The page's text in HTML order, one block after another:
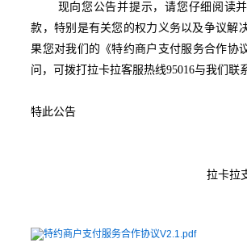
现向您公告并提示，请您仔细阅读
款，特别是有关您的权力义务以及争议解
果您对我们的《特约商户支付服务合作协
问，可拨打拉卡拉客服热线95016与我们联
特此公告
拉卡拉
特约商户支付服务合作协议V2.1.pdf